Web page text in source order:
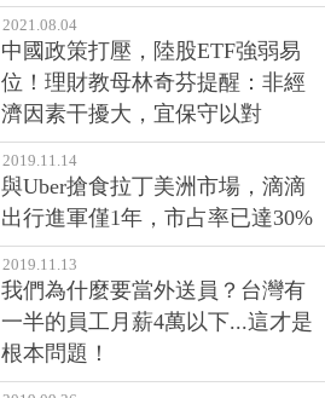
2021.08.04
中國政策打壓，陸股ETF強弱易
位！理財教母林奇芬提醒：非經
濟因素干擾大，宜保守以對
2019.11.14
與Uber搶食拉丁美洲市場，滴滴
出行進軍僅1年，市占率已達30%
2019.11.13
我們為什麼要當外送員？台灣有
一半的員工月薪4萬以下...這才是
根本問題！
2019.09.26